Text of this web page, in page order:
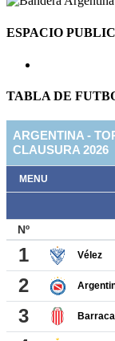
ESPACIO
TABLA DE